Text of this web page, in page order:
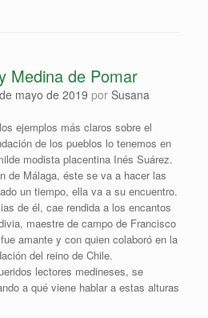
Medina de Pomar
mayo de 2019 por Susana
más claros sobre el
de los pueblos lo tenemos en
modista placentina Inés Suárez.
de Málaga, éste se va a hacer las
un tiempo, ella va a su encuentro.
de él, cae rendida a los encantos
maestre de campo de Francisco
amante y con quien colaboró en la
del reino de Chile.
lectores medineses, se
a qué viene hablar a estas alturas